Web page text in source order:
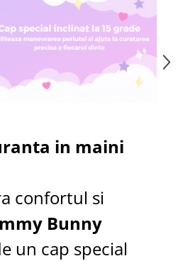
in maini
confortul si
Bunny
un cap special